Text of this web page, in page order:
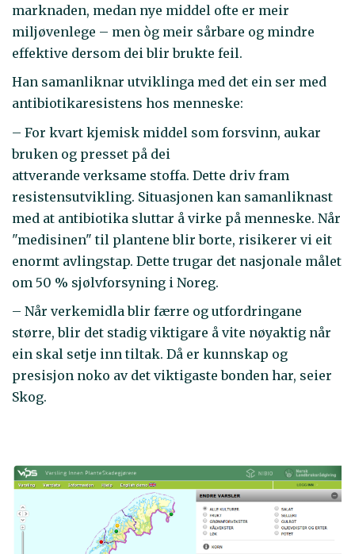
marknaden, medan nye middel ofte er meir
miljøvenlege – men òg meir sårbare og mindre
effektive dersom dei blir brukte feil.
Han samanliknar utviklinga med det ein ser med
antibiotikaresistens hos menneske:
– For kvart kjemisk middel som forsvinn, aukar
bruken og presset på dei
attverande verksame stoffa. Dette driv fram
resistensutvikling. Situasjonen kan samanliknast
med at antibiotika sluttar å virke på menneske. Når
"medisinen" til plantene blir borte, risikerer vi eit
enormt avlingstap. Dette trugar det nasjonale målet
om 50 % sjølvforsyning i Noreg.
– Når verkemidla blir færre og utfordringane
større, blir det stadig viktigare å vite nøyaktig når
ein skal setje inn tiltak. Då er kunnskap og
presisjon noko av det viktigaste bonden har, seier
Skog.